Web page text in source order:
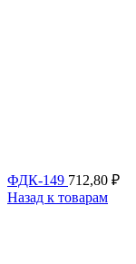
ФДК-149 712,80 ₽
Назад к товарам